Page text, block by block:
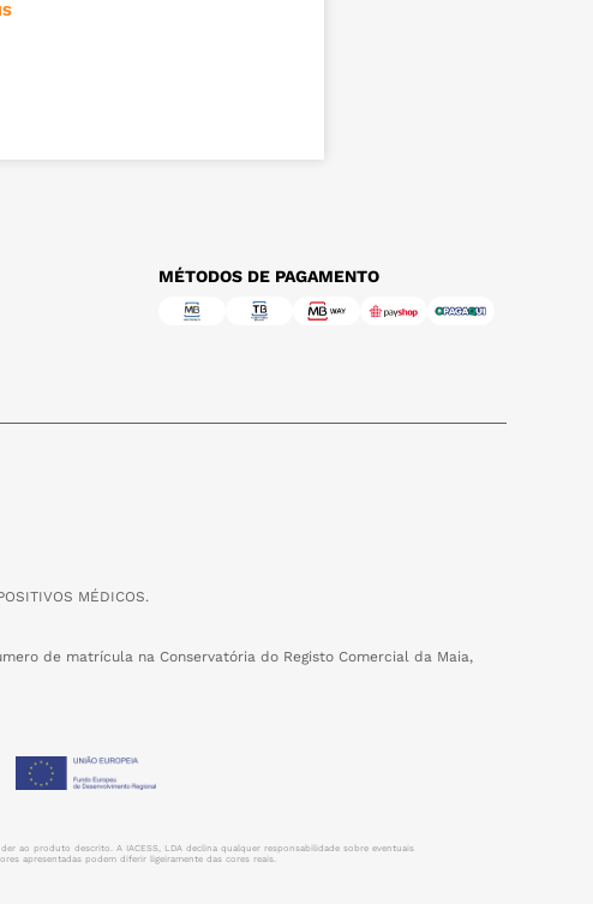
MÉTODOS DE PAGAMENTO
MÉDICOS.
de matrícula na Conservatória do Registo Comercial da Maia,
ao produto descrito. A IACESS, LDA declina qualquer responsabilidade sobre eventuais
apresentadas podem diferir ligeiramente das cores reais.